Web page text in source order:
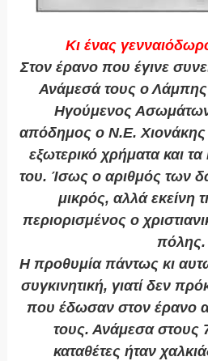
Kι ένας
Στον έρανο που έγινε
Ανάμεσά τους ο Λάμπης
Ηγούμενος
απόδημος ο Ν.Ε. Χιονάκης
εξωτερικό χρήματα και
του. Ίσως ο αριθμός των
μικρός, αλλά εκείνη
περιορισμένος ο
πόλης.
Η προθυμία πάντως κι
συγκινητική, γιατί δεν
που έδωσαν στον έρανο
τους. Ανάμεσα στους
καταθέτες ήταν